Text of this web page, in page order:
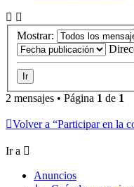
Mostrar:
2 mensajes • Página 1 de 1
Volver a “Participar en la
Ir a
Anuncios